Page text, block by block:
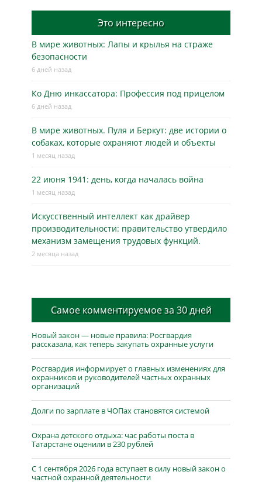
Это интересно
В мире животных: Лапы и крылья на страже
безопасности
6 дней назад
Ко Дню инкассатора: Профессия под прицелом
6 дней назад
В мире животных. Пуля и Беркут: две истории о
собаках, которые охраняют людей и объекты
1 месяц назад
22 июня 1941: день, когда началась война
1 месяц назад
Искусственный интеллект как драйвер
производительности: правительство утвердило
механизм замещения трудовых функций.
2 месяца назад
Самое комментируемое за 30 дней
Новый закон — новые правила: Росгвардия
рассказала, как теперь закупать охранные услуги
Росгвардия информирует о главных изменениях для
охранников и руководителей частных охранных
организаций
Долги по зарплате в ЧОПах становятся системой
Охрана детского отдыха: час работы поста в
Татарстане оценили в 230 рублей
С 1 сентября 2026 года вступает в силу новый закон о
частной охранной деятельности